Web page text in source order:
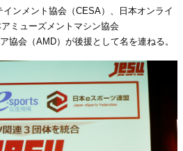
ンメント協会（CESA）、日本オンライ
ミューズメントマシン協会
協会（AMD）が後援として名を連ねる。